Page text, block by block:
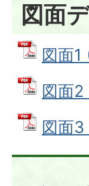
図面
図面1
図面
図面